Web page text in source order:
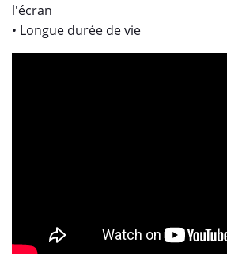
l'écran
• Longue durée de vie